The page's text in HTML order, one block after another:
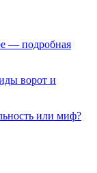
— подробная
ворот и
или миф?